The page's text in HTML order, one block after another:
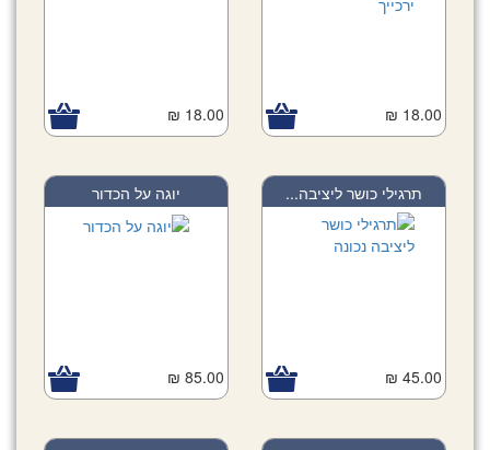
18.00 ₪
18.00 ₪
תרגילי כושר ליציבה...
45.00 ₪
יוגה על הכדור
85.00 ₪